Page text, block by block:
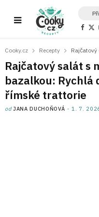
F
b
o
k
X
i
t
e
)
Cooky.cz Recepty
Rajčatový salát s
bazalkou: Rychlá
římské trattorie
odJANA DUCHOŇOVÁ 1. 7.